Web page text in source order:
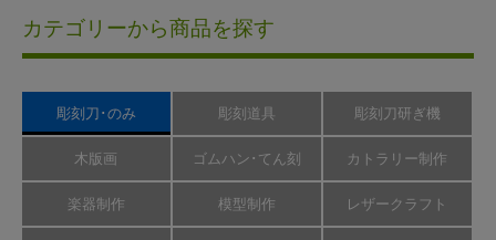
カテゴリーから商品を探す
彫刻刀･のみ 彫刻道具 彫刻刀研ぎ機
木版画 ゴムハン･てん刻 カトラリー制作
楽器制作 模型制作 レザークラフト